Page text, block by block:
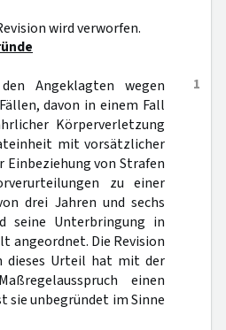
wird verworfen.
1
Angeklagten wegen
davon in einem Fall
Körperverletzung
mit vorsätzlicher
von Strafen
zu einer
drei Jahren und sechs
seine Unterbringung in
angeordnet. Die Revision
dieses Urteil hat mit der
einen
sie unbegründet im Sinne